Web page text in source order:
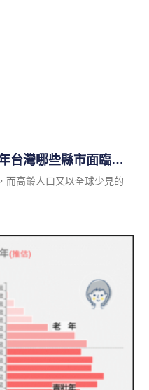
人口萎縮的城市：未來 20 年台灣哪些縣市面臨最嚴重挑戰？
而高齡人口又以全球少見的